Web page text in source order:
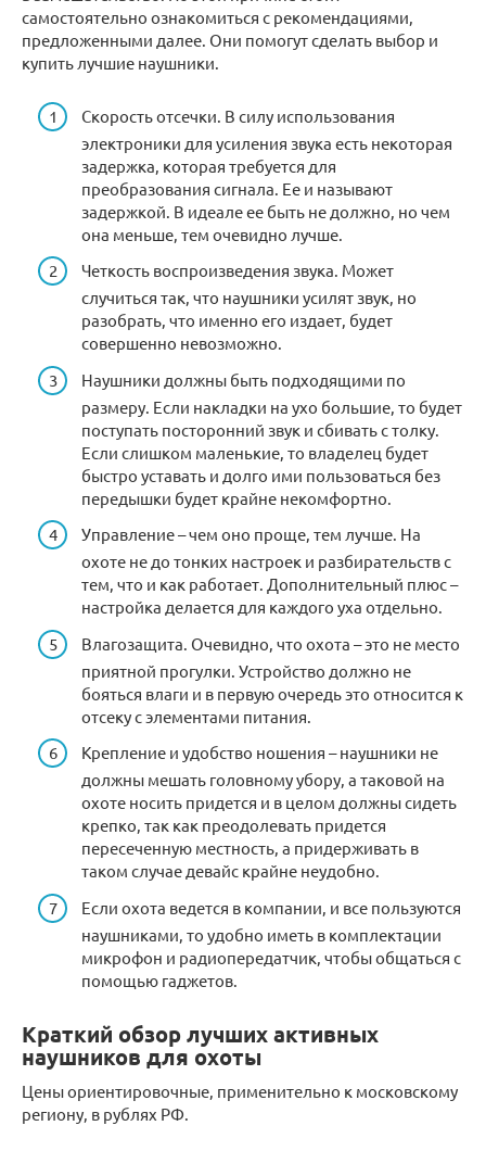
самостоятельно ознакомиться с рекомендациями,
предложенными далее. Они помогут сделать выбор и
купить лучшие наушники.
Скорость отсечки. В силу использования
электроники для усиления звука есть некоторая
задержка, которая требуется для
преобразования сигнала. Ее и называют
задержкой. В идеале ее быть не должно, но чем
она меньше, тем очевидно лучше.
Четкость воспроизведения звука. Может
случиться так, что наушники усилят звук, но
разобрать, что именно его издает, будет
совершенно невозможно.
Наушники должны быть подходящими по
размеру. Если накладки на ухо большие, то будет
поступать посторонний звук и сбивать с толку.
Если слишком маленькие, то владелец будет
быстро уставать и долго ими пользоваться без
передышки будет крайне некомфортно.
Управление – чем оно проще, тем лучше. На
охоте не до тонких настроек и разбирательств с
тем, что и как работает. Дополнительный плюс –
настройка делается для каждого уха отдельно.
Влагозащита. Очевидно, что охота – это не место
приятной прогулки. Устройство должно не
бояться влаги и в первую очередь это относится к
отсеку с элементами питания.
Крепление и удобство ношения – наушники не
должны мешать головному убору, а таковой на
охоте носить придется и в целом должны сидеть
крепко, так как преодолевать придется
пересеченную местность, а придерживать в
таком случае девайс крайне неудобно.
Если охота ведется в компании, и все пользуются
наушниками, то удобно иметь в комплектации
микрофон и радиопередатчик, чтобы общаться с
помощью гаджетов.
Краткий обзор лучших активных
наушников для охоты
Цены ориентировочные, применительно к московскому
региону, в рублях РФ.